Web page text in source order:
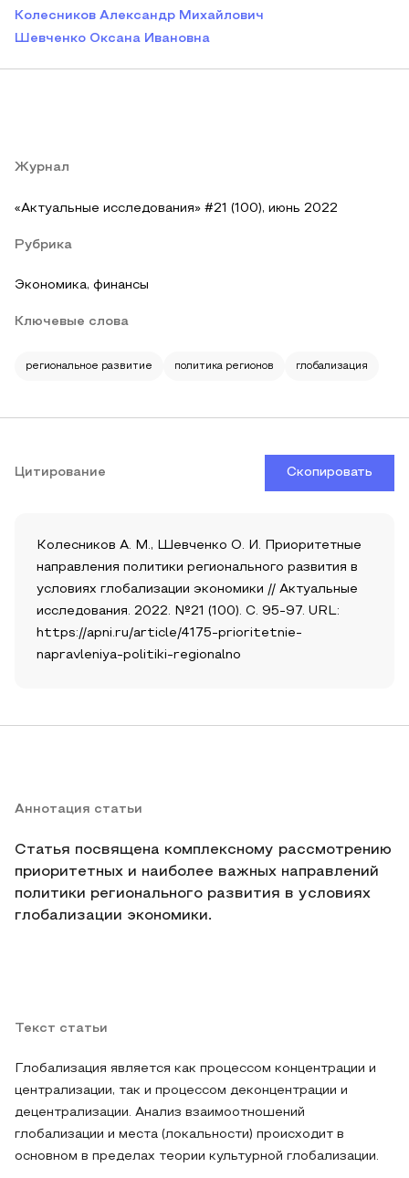
Колесников Александр Михайлович
Шевченко Оксана Ивановна
Журнал
«Актуальные исследования» #21 (100), июнь 2022
Рубрика
Экономика, финансы
Ключевые слова
региональное развитие политика регионов глобализация
Цитирование Скопировать
Колесников А. М., Шевченко О. И. Приоритетные
направления политики регионального развития в
условиях глобализации экономики // Актуальные
исследования. 2022. №21 (100). С. 95-97. URL:
https://apni.ru/article/4175-prioritetnie-
napravleniya-politiki-regionalno
Аннотация статьи
Статья посвящена комплексному рассмотрению
приоритетных и наиболее важных направлений
политики регионального развития в условиях
глобализации экономики.
Текст статьи
Глобализация является как процессом концентрации и
централизации, так и процессом деконцентрации и
децентрализации. Анализ взаимоотношений
глобализации и места (локальности) происходит в
основном в пределах теории культурной глобализации.